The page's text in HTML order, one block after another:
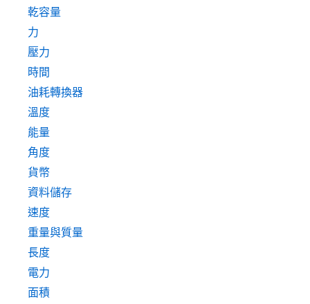
乾容量
力
壓力
時間
油耗轉換器
溫度
能量
角度
貨幣
資料儲存
速度
重量與質量
長度
電力
面積